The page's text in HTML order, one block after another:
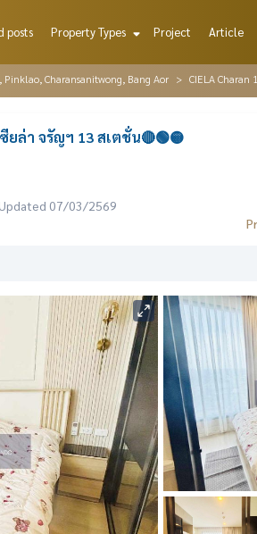
posts Property Types Project Article
Pinklao, Charansanitwong, Bang Aor CIELA Charan
ยล่า จรัญฯ 13 สเตชั่น🔴🟢🟡
07/03/2569